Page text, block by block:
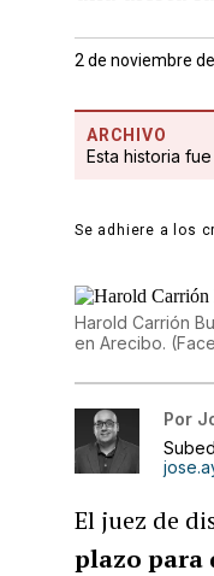
2 de noviembre
ARCHIVO
Esta historia
Se adhiere a los
Harold Carrión
en Arecibo. (
Por
El juez de
plazo para